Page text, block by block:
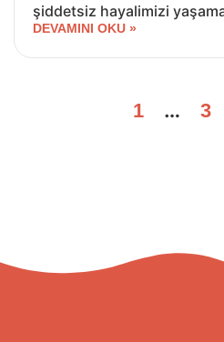
şiddetsiz hayalimizi
DEVAMINI OKU »
1 … 3